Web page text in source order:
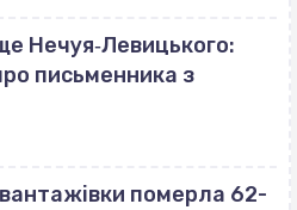
Нечуя‐Левицького:
письменника з
вантажівки померла 62-